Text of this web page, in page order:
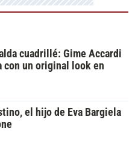
cuadrillé: Gime Accardi
con un original look en
el hijo de Eva Bargiela